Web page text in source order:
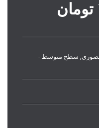
تومان
, سطح متوسط -